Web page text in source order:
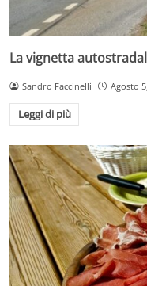
La vignetta
Sandro Faccinelli Agosto
Leggi di più